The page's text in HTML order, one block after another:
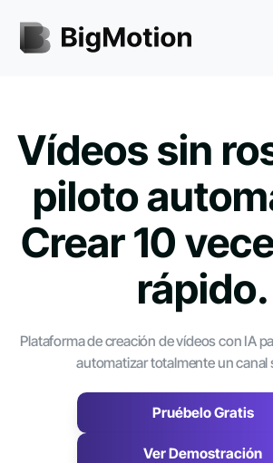
Vídeos sin
piloto
Crear 10
rápido.
Plataforma de creación de vídeos con IA
automatizar totalmente un canal
Pruébelo Gratis
Ver Demostración